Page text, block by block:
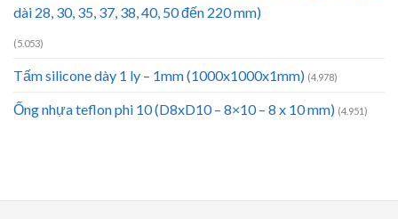
dài 28, 30, 35, 37, 38, 40, 50 đến 220 mm)
(5.053)
Tấm silicone dày 1 ly – 1mm (1000x1000x1mm) (4.978)
Ống nhựa teflon phi 10 (D8xD10 – 8×10 – 8 x 10 mm) (4.951)